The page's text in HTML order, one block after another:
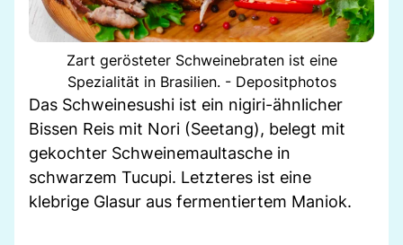
Zart gerösteter Schweinebraten ist eine
Spezialität in Brasilien. - Depositphotos
Das Schweinesushi ist ein nigiri-ähnlicher
Bissen Reis mit Nori (Seetang), belegt mit
gekochter Schweinemaultasche in
schwarzem Tucupi. Letzteres ist eine
klebrige Glasur aus fermentiertem Maniok.